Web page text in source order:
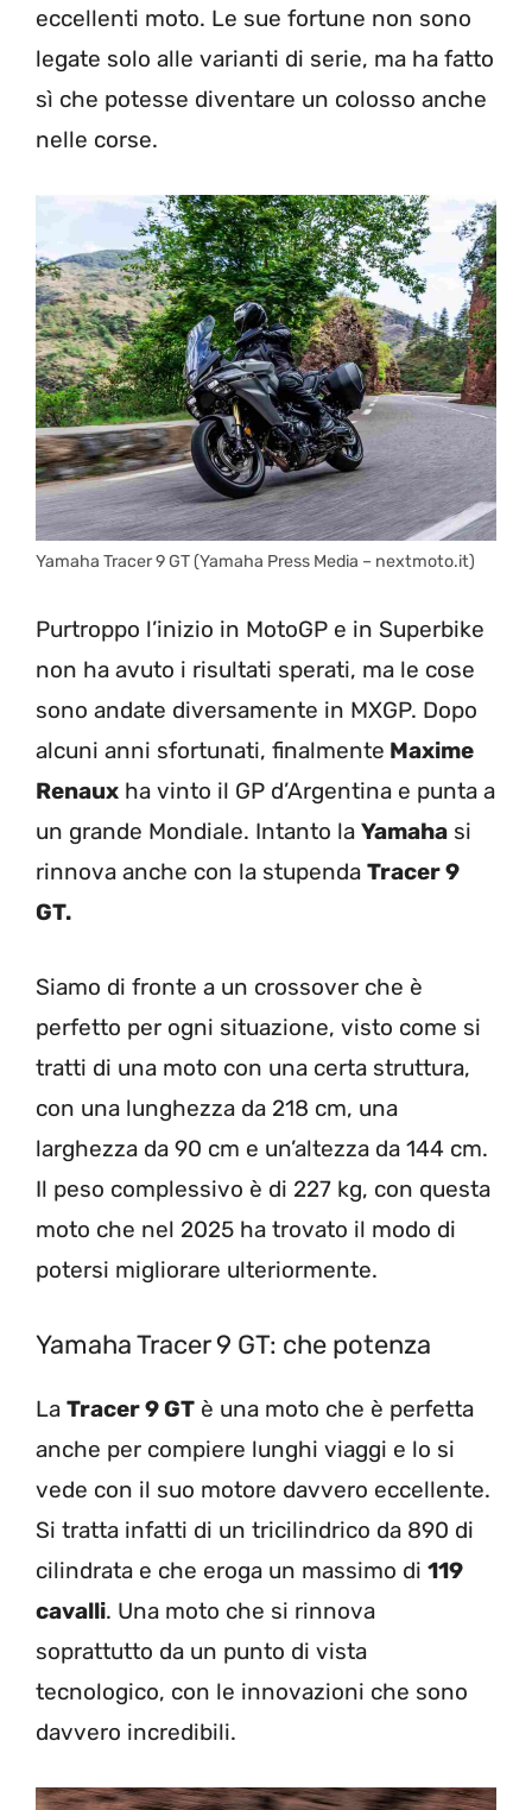
eccellenti moto. Le sue fortune non sono
legate solo alle varianti di serie, ma ha fatto
sì che potesse diventare un colosso anche
nelle corse.
Yamaha Tracer 9 GT (Yamaha Press Media – nextmoto.it)
Purtroppo l’inizio in MotoGP e in Superbike
non ha avuto i risultati sperati, ma le cose
sono andate diversamente in MXGP. Dopo
alcuni anni sfortunati, finalmente Maxime
Renaux ha vinto il GP d’Argentina e punta a
un grande Mondiale. Intanto la Yamaha si
rinnova anche con la stupenda Tracer 9
GT.
Siamo di fronte a un crossover che è
perfetto per ogni situazione, visto come si
tratti di una moto con una certa struttura,
con una lunghezza da 218 cm, una
larghezza da 90 cm e un’altezza da 144 cm.
Il peso complessivo è di 227 kg, con questa
moto che nel 2025 ha trovato il modo di
potersi migliorare ulteriormente.
Yamaha Tracer 9 GT: che potenza
La Tracer 9 GT è una moto che è perfetta
anche per compiere lunghi viaggi e lo si
vede con il suo motore davvero eccellente.
Si tratta infatti di un tricilindrico da 890 di
cilindrata e che eroga un massimo di 119
cavalli. Una moto che si rinnova
soprattutto da un punto di vista
tecnologico, con le innovazioni che sono
davvero incredibili.